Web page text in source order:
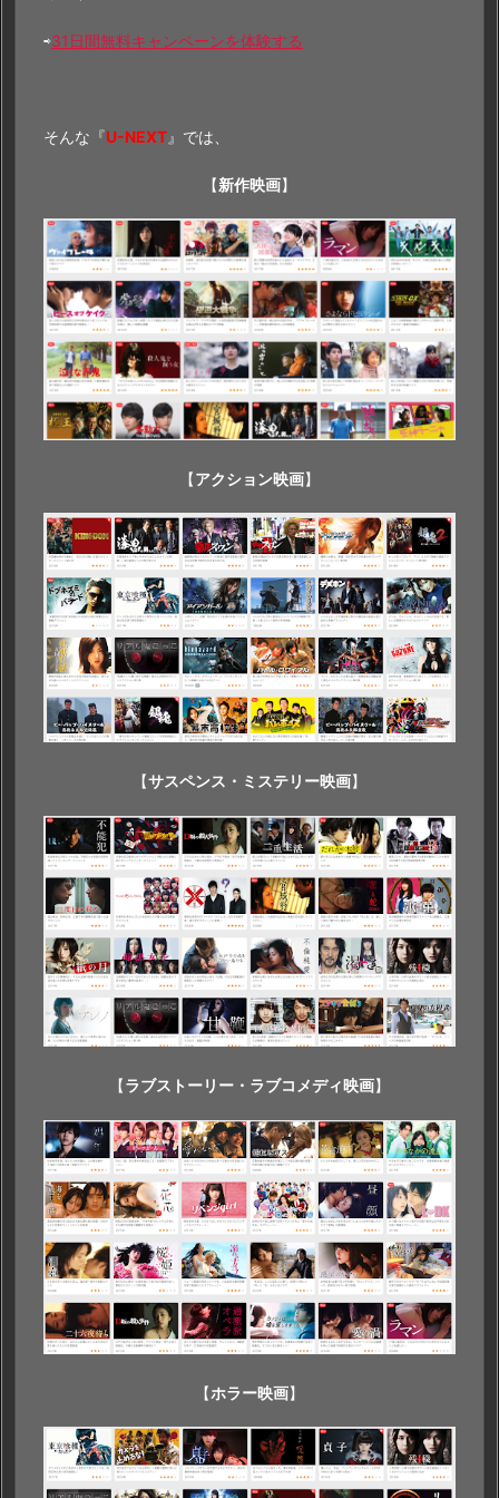
⇨31日間無料キャンペーンを体験する
そんな『U-NEXT』では、
【新作映画】
【アクション映画】
【サスペンス・ミステリー映画】
【ラブストーリー・ラブコメディ映画】
【ホラー映画】